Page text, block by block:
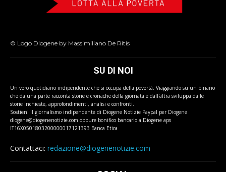
© Logo Diogene by Massimiliano De Ritis
SU DI NOI
Un vero quotidiano indipendente che si occupa della povertà. Viaggiando su un binario
che da una parte racconta storie e cronache della giornata e dall'altra sviluppa dalle
storie inchieste, approfondimenti, analisi e confronti.
Sostieni il giornalismo indipendente di Diogene Notizie Paypal per Diogene
diogene@diogenenotizie.com oppure bonifico bancario a Diogene aps
IT16X0501803200000017121393 Banca Etica
Contattaci: redazione@diogenenotizie.com